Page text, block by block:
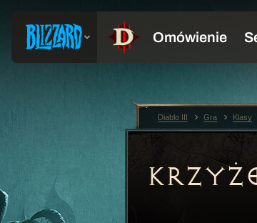
Diablo III Gra Klasy